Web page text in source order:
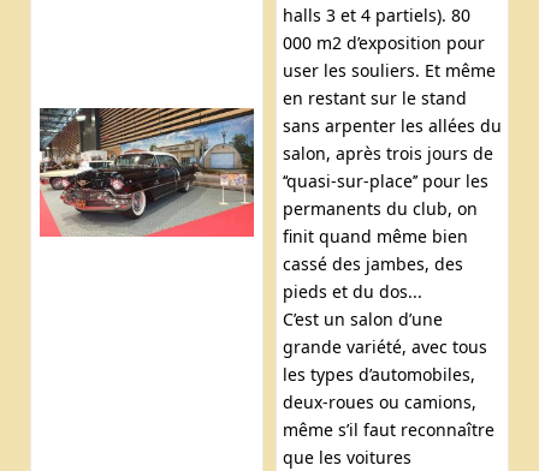
halls 3 et 4 partiels). 80
000 m2 d’exposition pour
user les souliers. Et même
en restant sur le stand
sans arpenter les allées du
salon, après trois jours de
‘‘quasi-sur-place’’ pour les
permanents du club, on
finit quand même bien
cassé des jambes, des
pieds et du dos...
C’est un salon d’une
grande variété, avec tous
les types d’automobiles,
deux-roues ou camions,
même s’il faut reconnaître
que les voitures